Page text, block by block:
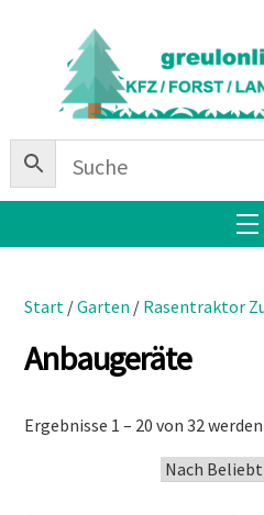
Start /Garten / Rasentraktor
Anbaugeräte
Ergebnisse 1 – 20 von 32
To